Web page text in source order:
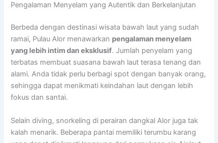
Pengalaman Menyelam yang Autentik dan Berkelanjutan
Berbeda dengan destinasi wisata bawah laut yang sudah
ramai, Pulau Alor menawarkan pengalaman menyelam
yang lebih intim dan eksklusif. Jumlah penyelam yang
terbatas membuat suasana bawah laut terasa tenang dan
alami. Anda tidak perlu berbagi spot dengan banyak orang,
sehingga dapat menikmati keindahan laut dengan lebih
fokus dan santai.
Selain diving, snorkeling di perairan dangkal Alor juga tak
kalah menarik. Beberapa pantai memiliki terumbu karang